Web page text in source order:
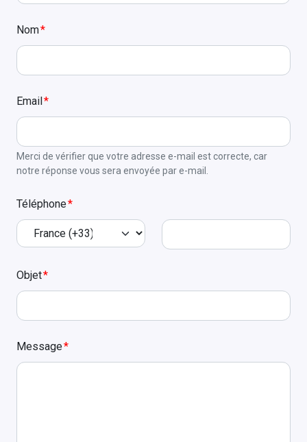
Nom
Email
Merci de vérifier que votre adresse e-mail est correcte, car
notre réponse vous sera envoyée par e-mail.
Téléphone
Objet
Message